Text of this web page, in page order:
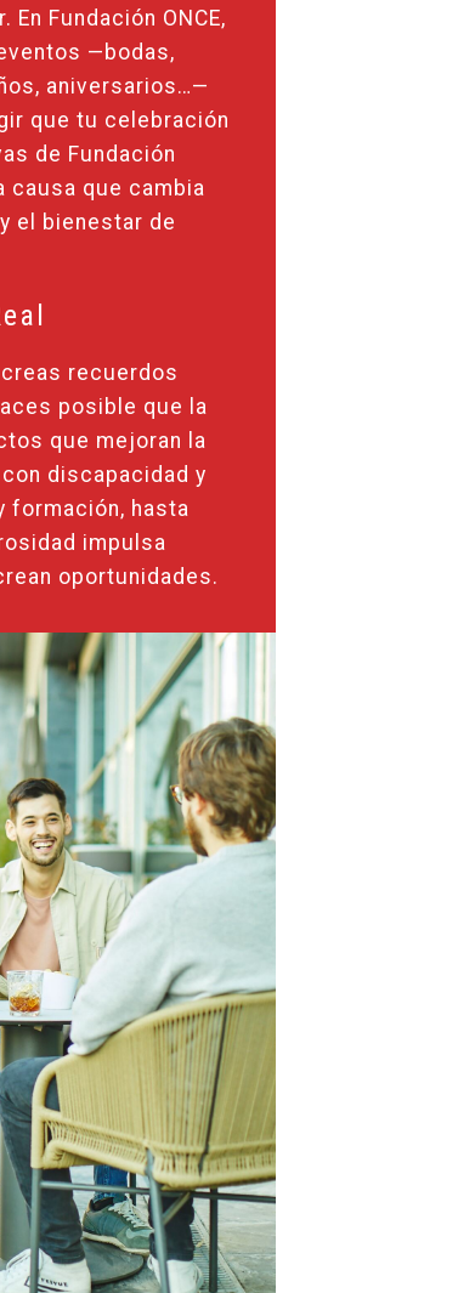
Fundación ONCE,
—bodas,
aniversarios…—
que tu celebración
de Fundación
causa que cambia
el bienestar de
recuerdos
posible que la
que mejoran la
discapacidad y
formación, hasta
impulsa
oportunidades.